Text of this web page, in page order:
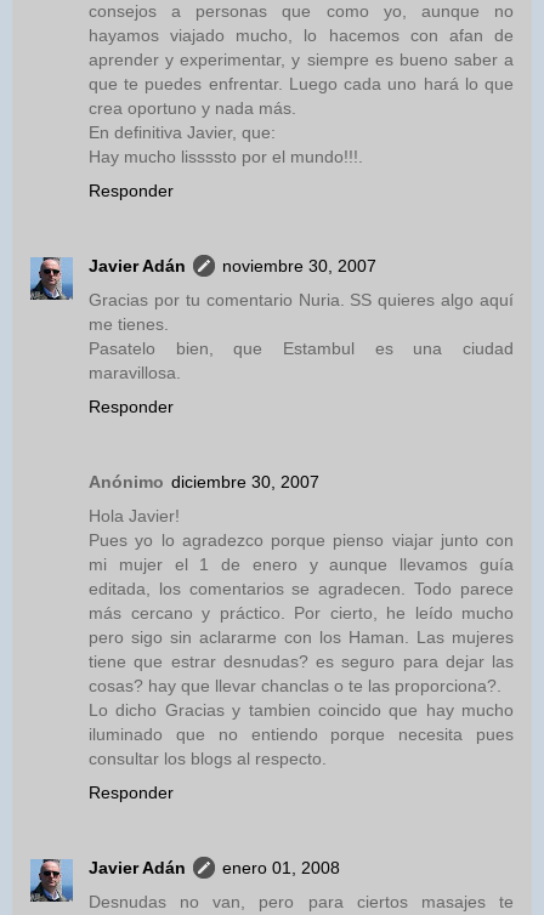
consejos a personas que como yo, aunque no
hayamos viajado mucho, lo hacemos con afan de
aprender y experimentar, y siempre es bueno saber a
que te puedes enfrentar. Luego cada uno hará lo que
crea oportuno y nada más.
En definitiva Javier, que:
Hay mucho lissssto por el mundo!!!.
Responder
Javier Adán
noviembre 30, 2007
Gracias por tu comentario Nuria. SS quieres algo aquí
me tienes.
Pasatelo bien, que Estambul es una ciudad
maravillosa.
Responder
Anónimo diciembre 30, 2007
Hola Javier!
Pues yo lo agradezco porque pienso viajar junto con
mi mujer el 1 de enero y aunque llevamos guía
editada, los comentarios se agradecen. Todo parece
más cercano y práctico. Por cierto, he leído mucho
pero sigo sin aclararme con los Haman. Las mujeres
tiene que estrar desnudas? es seguro para dejar las
cosas? hay que llevar chanclas o te las proporciona?.
Lo dicho Gracias y tambien coincido que hay mucho
iluminado que no entiendo porque necesita pues
consultar los blogs al respecto.
Responder
Javier Adán
enero 01, 2008
Desnudas no van, pero para ciertos masajes te